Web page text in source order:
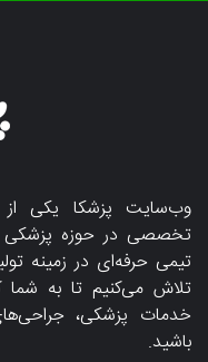
وب‌سایت پزشکا یکی از
تخصصی در حوزه پزشکی و
تیمی حرفه‌ای در زمینه
تلاش می‌کنیم تا به شما
خدمات پزشکی،
باشید.